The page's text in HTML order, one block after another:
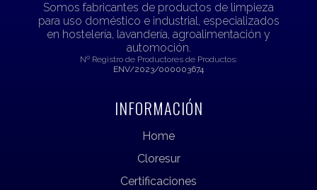
Somos fabricantes de productos de limpieza
para uso doméstico e industrial, especializados
en hostelería, lavandería, agroalimentación y
automoción.
Nº Registro de Productores de Productos:
ENV/2023/000003674
INFORMACIÓN
Home
Cloresur
Certificaciones